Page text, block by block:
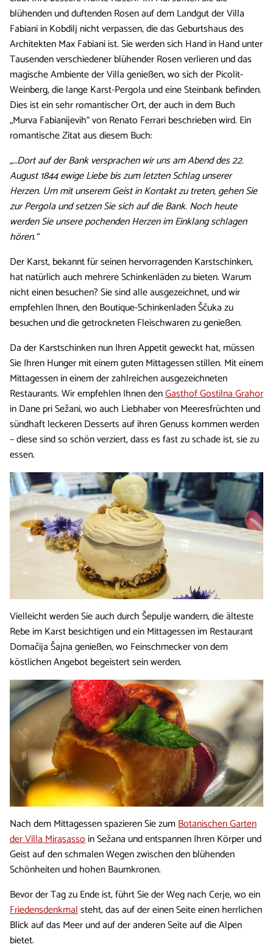
blühenden und duftenden Rosen auf dem Landgut der Villa
Fabiani in Kobdilj nicht verpassen, die das Geburtshaus des
Architekten Max Fabiani ist. Sie werden sich Hand in Hand unter
Tausenden verschiedener blühender Rosen verlieren und das
magische Ambiente der Villa genießen, wo sich der Picolit-
Weinberg, die lange Karst-Pergola und eine Steinbank befinden.
Dies ist ein sehr romantischer Ort, der auch in dem Buch
„Murva Fabianijevih“ von Renato Ferrari beschrieben wird. Ein
romantische Zitat aus diesem Buch:
„…Dort auf der Bank versprachen wir uns am Abend des 22.
August 1844 ewige Liebe bis zum letzten Schlag unserer
Herzen. Um mit unserem Geist in Kontakt zu treten, gehen Sie
zur Pergola und setzen Sie sich auf die Bank. Noch heute
werden Sie unsere pochenden Herzen im Einklang schlagen
hören.“
Der Karst, bekannt für seinen hervorragenden Karstschinken,
hat natürlich auch mehrere Schinkenläden zu bieten. Warum
nicht einen besuchen? Sie sind alle ausgezeichnet, und wir
empfehlen Ihnen, den Boutique-Schinkenladen Ščuka zu
besuchen und die getrockneten Fleischwaren zu genießen.
Da der Karstschinken nun Ihren Appetit geweckt hat, müssen
Sie Ihren Hunger mit einem guten Mittagessen stillen. Mit einem
Mittagessen in einem der zahlreichen ausgezeichneten
Restaurants. Wir empfehlen Ihnen denGasthof Gostilna Grahor
in Dane pri Sežani, wo auch Liebhaber von Meeresfrüchten und
sündhaft leckeren Desserts auf ihren Genuss kommen werden
– diese sind so schön verziert, dass es fast zu schade ist, sie zu
essen.
Vielleicht werden Sie auch durch Šepulje wandern, die älteste
Rebe im Karst besichtigen und ein Mittagessen im Restaurant
Domačija Šajna genießen, wo Feinschmecker von dem
köstlichen Angebot begeistert sein werden.
Nach dem Mittagessen spazieren Sie zumBotanischen Garten
der Villa Mirasassoin Sežana und entspannen Ihren Körper und
Geist auf den schmalen Wegen zwischen den blühenden
Schönheiten und hohen Baumkronen.
Bevor der Tag zu Ende ist, führt Sie der Weg nach Cerje, wo ein
Friedensdenkmalsteht, das auf der einen Seite einen herrlichen
Blick auf das Meer und auf der anderen Seite auf die Alpen
bietet.